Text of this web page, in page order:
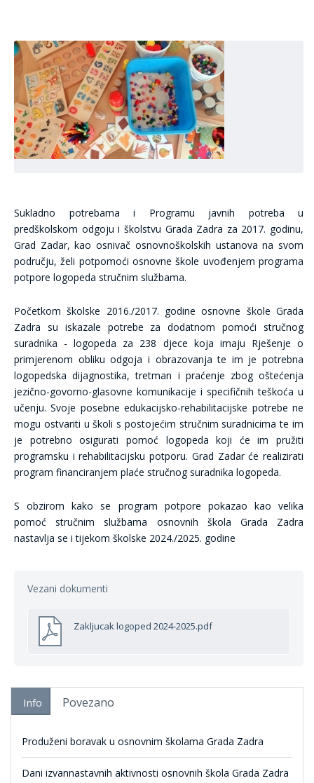
Sukladno potrebama i Programu javnih potreba u
predškolskom odgoju i školstvu Grada Zadra za 2017. godinu,
Grad Zadar, kao osnivač osnovnoškolskih ustanova na svom
području, želi potpomoći osnovne škole uvođenjem programa
potpore logopeda stručnim službama.
Početkom školske 2016./2017. godine osnovne škole Grada
Zadra su iskazale potrebe za dodatnom pomoći stručnog
suradnika - logopeda za 238 djece koja imaju Rješenje o
primjerenom obliku odgoja i obrazovanja te im je potrebna
logopedska dijagnostika, tretman i praćenje zbog oštećenja
jezično-govorno-glasovne komunikacije i specifičnih teškoća u
učenju. Svoje posebne edukacijsko-rehabilitacijske potrebe ne
mogu ostvariti u školi s postojećim stručnim suradnicima te im
je potrebno osigurati pomoć logopeda koji će im pružiti
programsku i rehabilitacijsku potporu. Grad Zadar će realizirati
program financiranjem plaće stručnog suradnika logopeda.
S obzirom kako se program potpore pokazao kao velika
pomoć stručnim službama osnovnih škola Grada Zadra
nastavlja se i tijekom školske 2024./2025. godine
Vezani dokumenti
Zakljucak logoped 2024-2025.pdf
Info Povezano
Produženi boravak u osnovnim školama Grada Zadra
Dani izvannastavnih aktivnosti osnovnih škola Grada Zadra